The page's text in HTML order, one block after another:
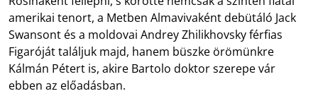
amerikai tenort, a Metben Almavivaként debütáló Jack
Swansont és a moldovai Andrey Zhilikhovsky férfias
Figaróját találjuk majd, hanem büszke örömünkre
Kálmán Pétert is, akire Bartolo doktor szerepe vár
ebben az előadásban.